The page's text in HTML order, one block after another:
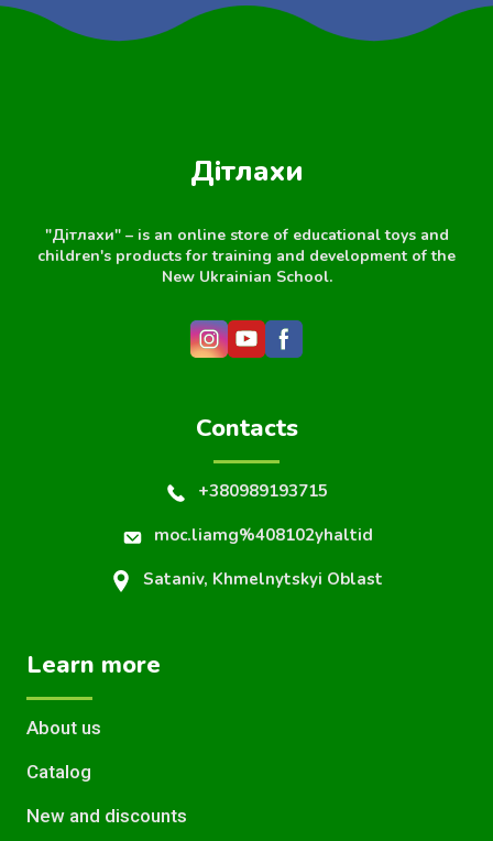
Дітлахи
"Дітлахи" – is an online store of educational toys and
children's products for training and development of the
New Ukrainian School.
Contacts
+380989193715
moc.liamg%408102yhaltid
Sataniv, Khmelnytskyi Oblast
Learn more
About us
Catalog
New and discounts